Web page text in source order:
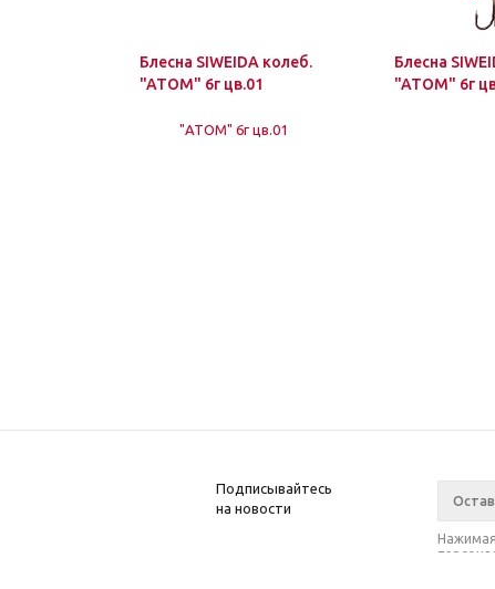
Блесна SIWEIDA колеб.
"ATOM" 6г цв.01
Блесна
"ATOM" 6г
Подписывайтесь
на новости